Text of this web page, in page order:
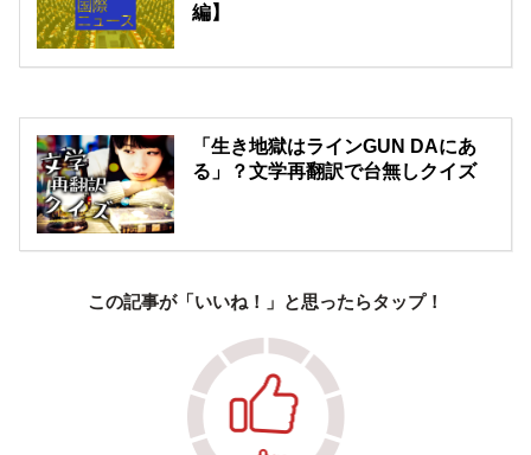
編】
「生き地獄はラインGUN DAにあ
る」？文学再翻訳で台無しクイズ
この記事が「いいね！」と思ったらタップ！